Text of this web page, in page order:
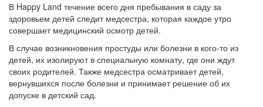
В Happy Land течение всего дня пребывания в саду за
здоровьем детей следит медсестра, которая каждое утро
совершает медицинский осмотр детей.
В случае возникновения простуды или болезни в кого-то из
детей, их изолируют в специальную комнату, где они ждут
своих родителей. Также медсестра осматривает детей,
вернувшихся после болезни и принимает решение об их
допуске в детский сад.